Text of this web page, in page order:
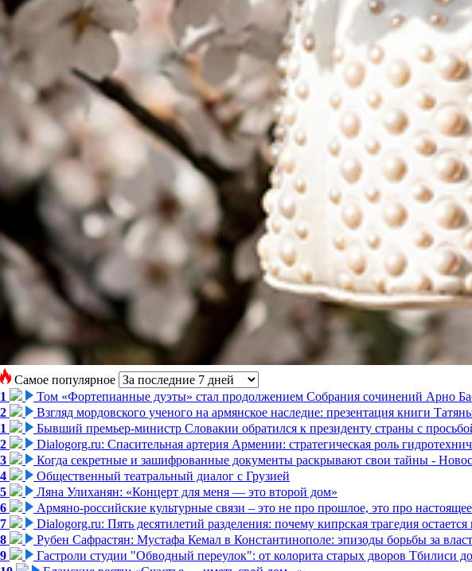
Самое популярное
1
Том «Фортепианные дуэты» стал продолжением Собрания сочинений Арно
2
Взгляд мордовского ученого на армянское наследие: презентация книги
1
Бывший премьер-министр Словакии обратился к президенту страны с
2
Dialogorg.ru: Спасительная артерия Армении: стратегическая роль
3
Когда секретные и зашифрованные документы раскрывают свои тайны -
4
Общественный театральный диалог с Грузией
5
Ляна Улиханян: «Концерт для меня — это второй дом»
6
Армяно-российские культурные связи – это не про прошлое, это про настоящее
7
Dialogorg.ru: Пять десятилетий разделения: почему кипрская трагедия
8
Рубен Сафрастян: Мустафа Кемал в Константинополе: эпизоды борьбы за
9
Гастроли студии "Обводный переулок": от колорита старых дворов Тбилиси